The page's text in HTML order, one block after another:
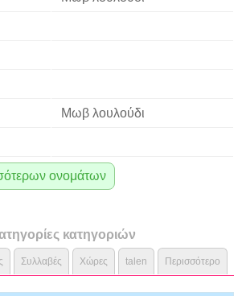
Μωβ λουλούδι
ονομάτων
κατηγοριών
Συλλαβές Χώρες talen Περισσότερο